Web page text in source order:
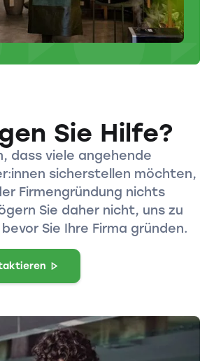
Sie Hilfe?
dass viele angehende
sicherstellen möchten,
Firmengründung nichts
Sie daher nicht, uns zu
Sie Ihre Firma gründen.